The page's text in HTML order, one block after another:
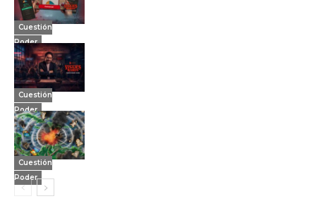
Cuestión
Poder
Cuestión
Poder
Cuestión
Poder